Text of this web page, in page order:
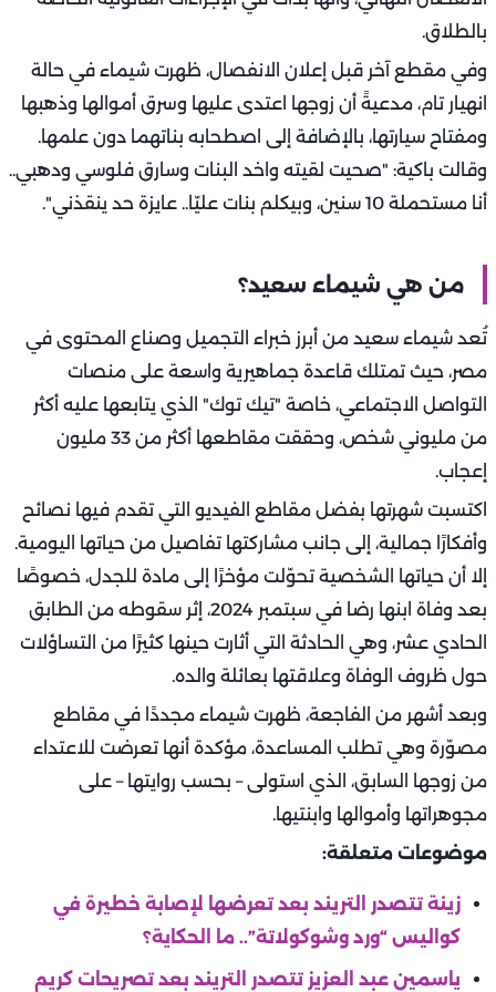
بالطلاق.
وفي مقطع آخر قبل إعلان الانفصال، ظهرت شيماء في حالة
انهيار تام، مدعيةً أن زوجها اعتدى عليها وسرق أموالها وذهبها
ومفتاح سيارتها، بالإضافة إلى اصطحابه بناتهما دون علمها.
وقالت باكية: "صحيت لقيته واخد البنات وسارق فلوسي ودهبي..
أنا مستحملة 10 سنين، وبيكلم بنات عليّا.. عايزة حد ينقذني".
من هي شيماء سعيد؟
تُعد شيماء سعيد من أبرز خبراء التجميل وصناع المحتوى في
مصر، حيث تمتلك قاعدة جماهيرية واسعة على منصات
التواصل الاجتماعي، خاصة "تيك توك" الذي يتابعها عليه أكثر
من مليوني شخص، وحققت مقاطعها أكثر من 33 مليون
إعجاب.
اكتسبت شهرتها بفضل مقاطع الفيديو التي تقدم فيها نصائح
وأفكارًا جمالية، إلى جانب مشاركتها تفاصيل من حياتها اليومية.
إلا أن حياتها الشخصية تحوّلت مؤخرًا إلى مادة للجدل، خصوصًا
بعد وفاة ابنها رضا في سبتمبر 2024، إثر سقوطه من الطابق
الحادي عشر، وهي الحادثة التي أثارت حينها كثيرًا من التساؤلات
حول ظروف الوفاة وعلاقتها بعائلة والده.
وبعد أشهر من الفاجعة، ظهرت شيماء مجددًا في مقاطع
مصوّرة وهي تطلب المساعدة، مؤكدة أنها تعرضت للاعتداء
من زوجها السابق، الذي استولى – بحسب روايتها – على
مجوهراتها وأموالها وابنتيها.
موضوعات متعلقة:
زينة تتصدر التريند بعد تعرضها لإصابة خطيرة في
كواليس “ورد وشوكولاتة”.. ما الحكاية؟
ياسمين عبد العزيز تتصدر التريند بعد تصريحات كريم